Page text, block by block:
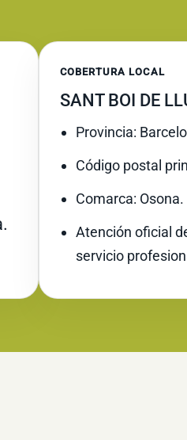
COBERTURA LOCAL
SANT BOI DE
Provincia:
Código postal
Comarca: Osona.
Atención oficial
servicio